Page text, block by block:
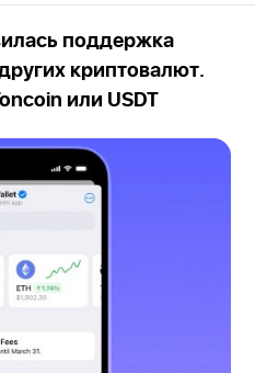
поддержка
криптовалют.
или USDT